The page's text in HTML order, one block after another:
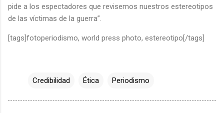
pide a los espectadores que revisemos nuestros estereotipos
de las víctimas de la guerra”.
[tags]fotoperiodismo, world press photo, estereotipo[/tags]
Credibilidad Ética Periodismo